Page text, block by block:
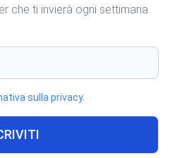
che ti invierà ogni settimana
sulla privacy.